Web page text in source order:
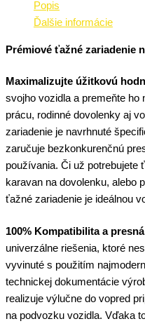
Popis
Ďalšie informácie
Prémiové ťažné zariadenie
Maximalizujte úžitkovú
svojho vozidla a premeňte ho
prácu, rodinné dovolenky aj
zariadenie je navrhnuté
zaručuje bezkonkurenčnú
používania. Či už
karavan na dovolenku, alebo
ťažné zariadenie je ideálnou
100% Kompatibilita a
univerzálne riešenia, ktoré
vyvinuté s použitím
technickej dokumentácie
realizuje výlučne do vopred
na podvozku vozidla. Vďaka